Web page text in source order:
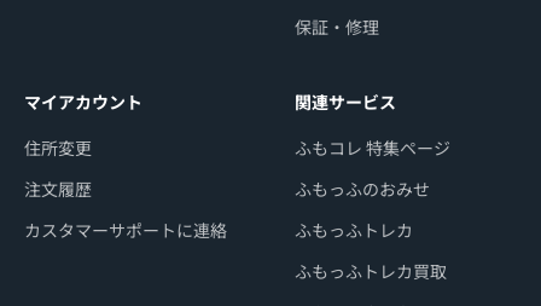
保証・修理
マイアカウント
住所変更
注文履歴
カスタマーサポートに連絡
関連サービス
ふもコレ 特集ページ
ふもっふのおみせ
ふもっふトレカ
ふもっふトレカ買取